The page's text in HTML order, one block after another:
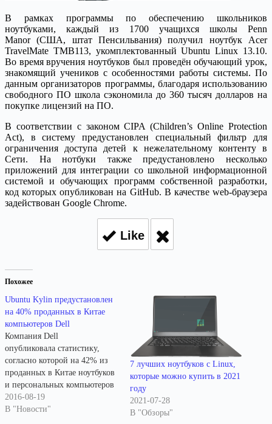
В рамках программы по обеспечению школьников
ноутбуками, каждый из 1700 учащихся школы Penn
Manor (США, штат Пенсильвания) получил ноутбук Acer
TravelMate TMB113, укомплектованный Ubuntu Linux 13.10.
Во время вручения ноутбуков был проведён обучающий урок,
знакомящий учеников с особенностями работы системы. По
данным организаторов программы, благодаря использованию
свободного ПО школа сэкономила до 360 тысяч долларов на
покупке лицензий на ПО.
В соответствии с законом CIPA (Children’s Online Protection
Act), в систему предустановлен специальный фильтр для
ограничения доступа детей к нежелательному контенту в
Сети. На нотбуки также предустановлено несколько
приложений для интеграции со школьной информационной
системой и обучающих программ собственной разработки,
код которых опубликован на GitHub. В качестве web-браузера
задействован Google Chrome.
Like
Похожее
Ubuntu Kylin предустановлен
на 40% проданных в Китае
компьютеров Dell
Компания Dell
опубликовала статистику,
согласно которой на 42% из
проданных в Китае ноутбуков
и персональных компьютеров
предустановлен
дистрибутив Ubuntu Kylin.
2016-08-19
В "Новости"
7 лучших ноутбуков с Linux,
которые можно купить в 2021
году
2021-07-28
В "Обзоры"